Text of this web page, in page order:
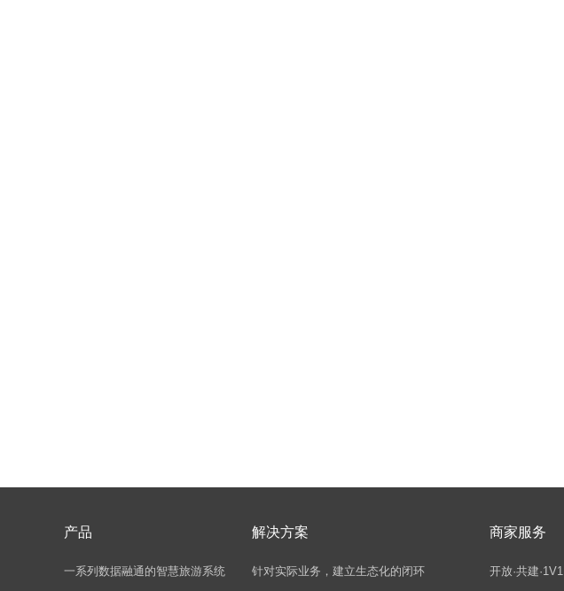
产品
一系列数据融通的智慧旅游系统
解决方案
针对实际业务，建立生态化的闭环
商家服务
开放·共建·1V1